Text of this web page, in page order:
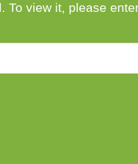
To view it, please